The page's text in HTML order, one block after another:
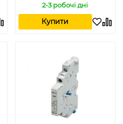
2-3 робочі дні
Купити